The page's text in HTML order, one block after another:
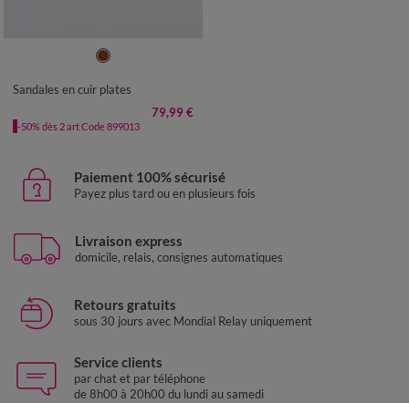
38 39
Sandales en cuir plates
79,99 €
-50% dès 2 art Code 899013
Paiement 100% sécurisé
Payez plus tard ou en plusieurs fois
Livraison express
domicile, relais, consignes automatiques
Retours gratuits
sous 30 jours avec Mondial Relay uniquement
Service clients
par chat et par téléphone
de 8h00 à 20h00 du lundi au samedi